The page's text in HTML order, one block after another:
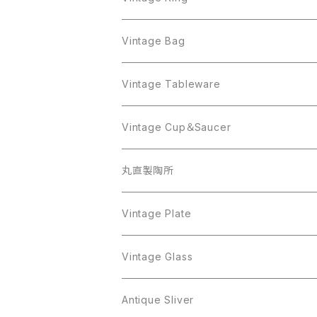
BSK
Cerrito
Sarah Coventry
植物モチーフ
Monet
Trifari
Sarah Coventry
AVON
Sarah Coventry
ALPACA MEXICO
AVON
Beatrix
BSK
Coro
Crown Trifari
Danecraft
Coro
JJ
Lisner
Sarah Coventry
Richelieu
W.Gemany
植物モチーフ
Coro
Crown Trifari
Monet
Napier
Richelieu
Rhinestone
Sarah Coventry
Vintage Bag
CELINE
Vintage Tableware
Glass
iittala
arcopal
CupSaucer
BAVARIA
Antique Silver
Milk Pot
Pot
Mag Cup
Vintage Cup＆Saucer
BAVARIA
Mosa
arcopal
丸直製陶所
Vintage Plate
Figgjo
BILTONS
Vintage Glass
iittala
Antique Sliver